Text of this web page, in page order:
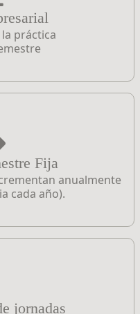
práctica
Fija
anualmente
cada año).
jornadas